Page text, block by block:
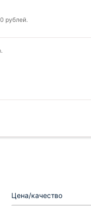
рублей.
Цена/качество